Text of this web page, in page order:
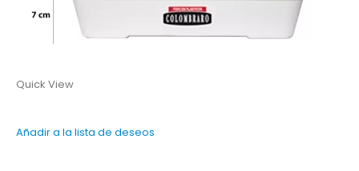
Quick View
Añadir a la lista de deseos